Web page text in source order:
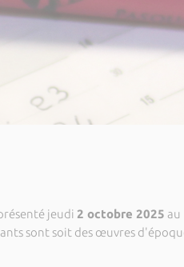
jeudi 2 octobre 2025 au
sont soit des œuvres